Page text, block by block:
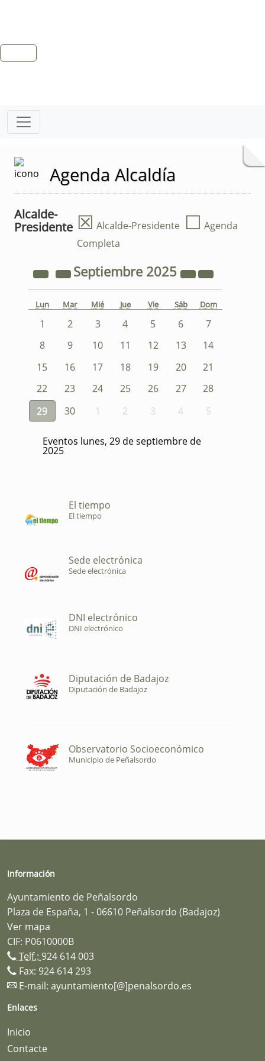
Agenda Alcaldía
Alcalde-
Presidente ☒ Alcalde-Presidente ☐ Agenda
Completa
Septiembre 2025
Lun Mar Mié Jue Vie Sáb Dom
1 2 3 4 5 6
7
8
9 10 11 12 13
14
15
16 17 18 19 20
21
22
23 24 25 26 27
28
29
30 1 2 3 4 5
Eventos lunes, 29 de septiembre de
2025
El tiempo
El tiempo
Sede electrónica
Sede electrónica
DNI electrónico
DNI electrónico
Diputación de Badajoz
Diputación de Badajoz
Observatorio Socioeconómico
Municipio de Peñalsordo
Información
Ayuntamiento de Peñalsordo
Plaza de España, 1 - 06610 Peñalsordo (Badajoz)
Ver mapa
CIF: P0610000B
Telf.: 924 614 003
Fax: 924 614 293
E-mail: ayuntamiento[@]penalsordo.es
Enlaces
Inicio
Contacte